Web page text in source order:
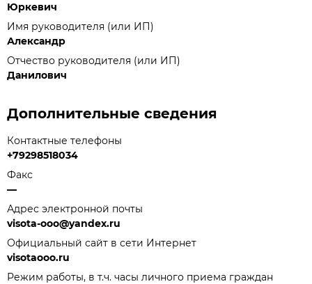
Юркевич
Имя руководителя (или ИП)
Александр
Отчество руководителя (или ИП)
Данилович
Дополнительные сведения
Контактные телефоны
+79298518034
Факс
—
Адрес электронной почты
visota-ooo@yandex.ru
Официальный сайт в сети Интернет
visotaooo.ru
Режим работы, в т.ч. часы личного приема граждан